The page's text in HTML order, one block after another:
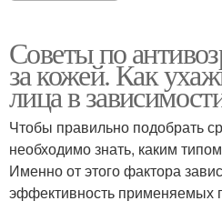
Советы по
за кожей. Как
лица в
Чтобы правильно подобрать
необходимо знать, каким
Именно от этого фактора
эффективность применяемых